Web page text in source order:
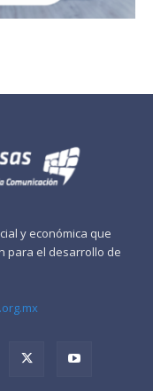
y económica que
para el desarrollo de